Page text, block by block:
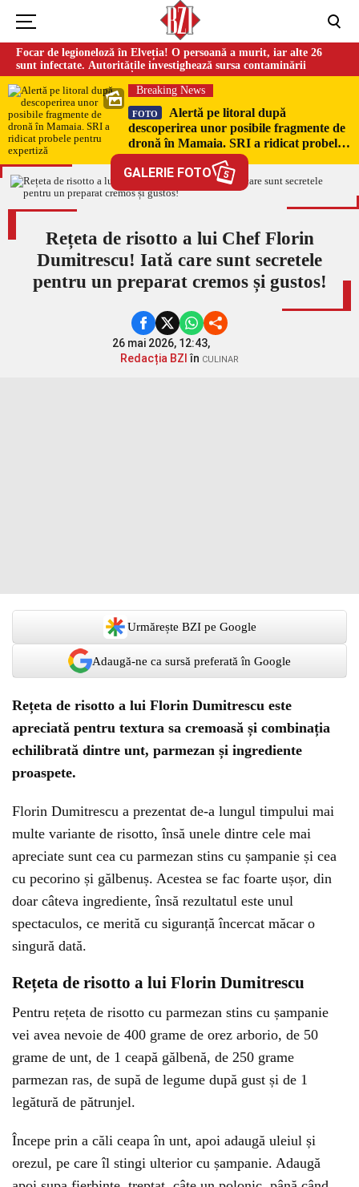
Focar de legioneloză în Elveția! O persoană a murit, iar alte 26
sunt infectate. Autoritățile investighează sursa contaminării
Breaking News
FOTO
Alertă pe litoral după
descoperirea unor posibile fragmente de
dronă în Mamaia. SRI a ridicat probele
pentru expertiză
GALERIE FOTO 5
Rețeta de risotto a lui Chef Florin
Dumitrescu! Iată care sunt secretele
pentru un preparat cremos și gustos!
26 mai 2026, 12:43,
Redacția BZI în CULINAR
Urmărește BZI pe Google
Adaugă-ne ca sursă preferată în Google
Rețeta de risotto a lui Florin Dumitrescu este
apreciată pentru textura sa cremoasă și combinația
echilibrată dintre unt, parmezan și ingrediente
proaspete.
Florin Dumitrescu a prezentat de-a lungul timpului mai
multe variante de risotto, însă unele dintre cele mai
apreciate sunt cea cu parmezan stins cu șampanie și cea
cu pecorino și gălbenuș. Acestea se fac foarte ușor, din
doar câteva ingrediente, însă rezultatul este unul
spectaculos, ce merită cu siguranță încercat măcar o
singură dată.
Rețeta de risotto a lui Florin Dumitrescu
Pentru rețeta de risotto cu parmezan stins cu șampanie
vei avea nevoie de 400 grame de orez arborio, de 50
grame de unt, de 1 ceapă gălbenă, de 250 grame
parmezan ras, de supă de legume după gust și de 1
legătură de pătrunjel.
Începe prin a căli ceapa în unt, apoi adaugă uleiul și
orezul, pe care îl stingi ulterior cu șampanie. Adaugă